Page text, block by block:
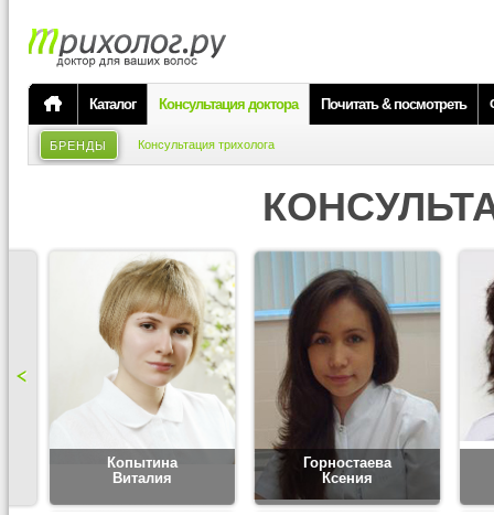
Каталог Консультация доктора Почитать & посмотреть
БРЕНДЫ Консультация трихолога
Копытина
Виталия
Горностаева
Ксения